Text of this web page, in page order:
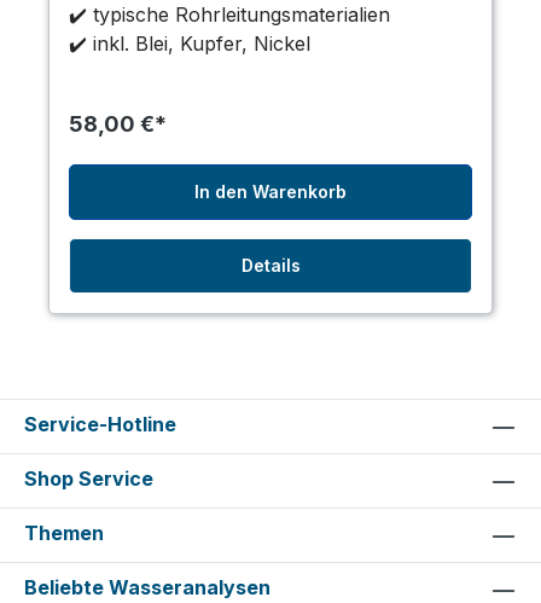
✔️ typische Rohrleitungsmaterialien
✔️ inkl. Blei, Kupfer, Nickel
58,00 €*
In den Warenkorb
Details
Service-Hotline
Shop Service
Themen
Beliebte Wasseranalysen